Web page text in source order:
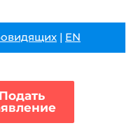
| EN
Подать